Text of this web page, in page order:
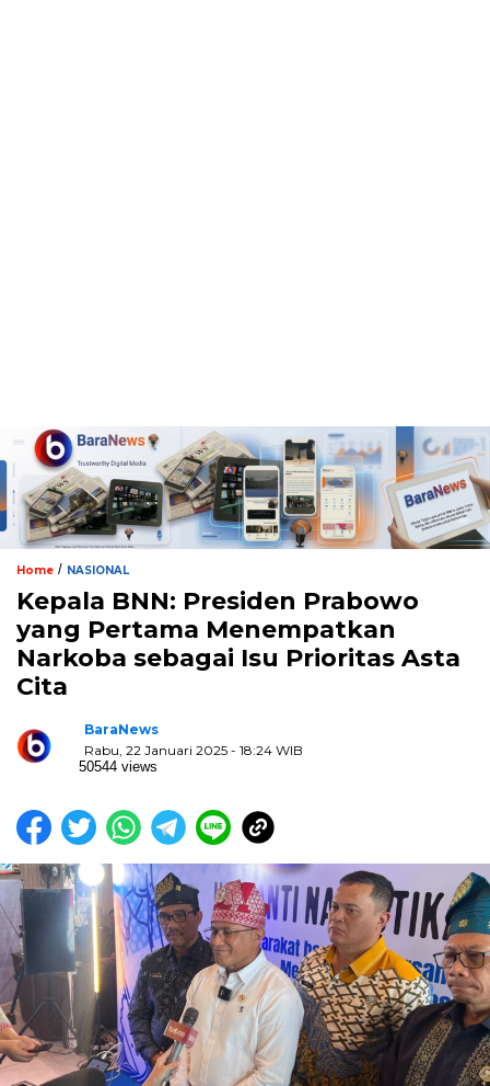
Home / NASIONAL
Kepala BNN: Presiden Prabowo
yang Pertama Menempatkan
Narkoba sebagai Isu Prioritas Asta
Cita
BaraNews
Rabu, 22 Januari 2025 - 18:24 WIB
50544 views